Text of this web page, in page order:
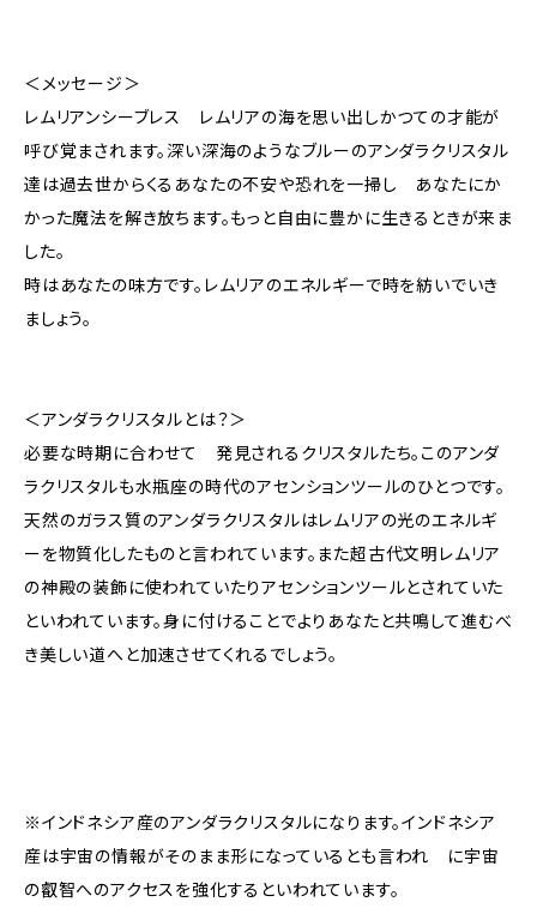
＜メッセージ＞
レムリアンシーブレス レムリアの海を思い出しかつての才能が
呼び覚まされます。深い深海のようなブルーのアンダラクリスタル
達は過去世からくるあなたの不安や恐れを一掃し あなたにか
かった魔法を解き放ちます。もっと自由に豊かに生きるときが来ま
した。
時はあなたの味方です。レムリアのエネルギーで時を紡いでいき
ましょう。
＜アンダラクリスタルとは？＞
必要な時期に合わせて 発見されるクリスタルたち。このアンダ
ラクリスタルも水瓶座の時代のアセンションツールのひとつです。
天然のガラス質のアンダラクリスタルはレムリアの光のエネルギ
ーを物質化したものと言われています。また超古代文明レムリア
の神殿の装飾に使われていたりアセンションツールとされていた
といわれています。身に付けることでよりあなたと共鳴して進むべ
き美しい道へと加速させてくれるでしょう。
※インドネシア産のアンダラクリスタルになります。インドネシア
産は宇宙の情報がそのまま形になっているとも言われ に宇宙
の叡智へのアクセスを強化するといわれています。